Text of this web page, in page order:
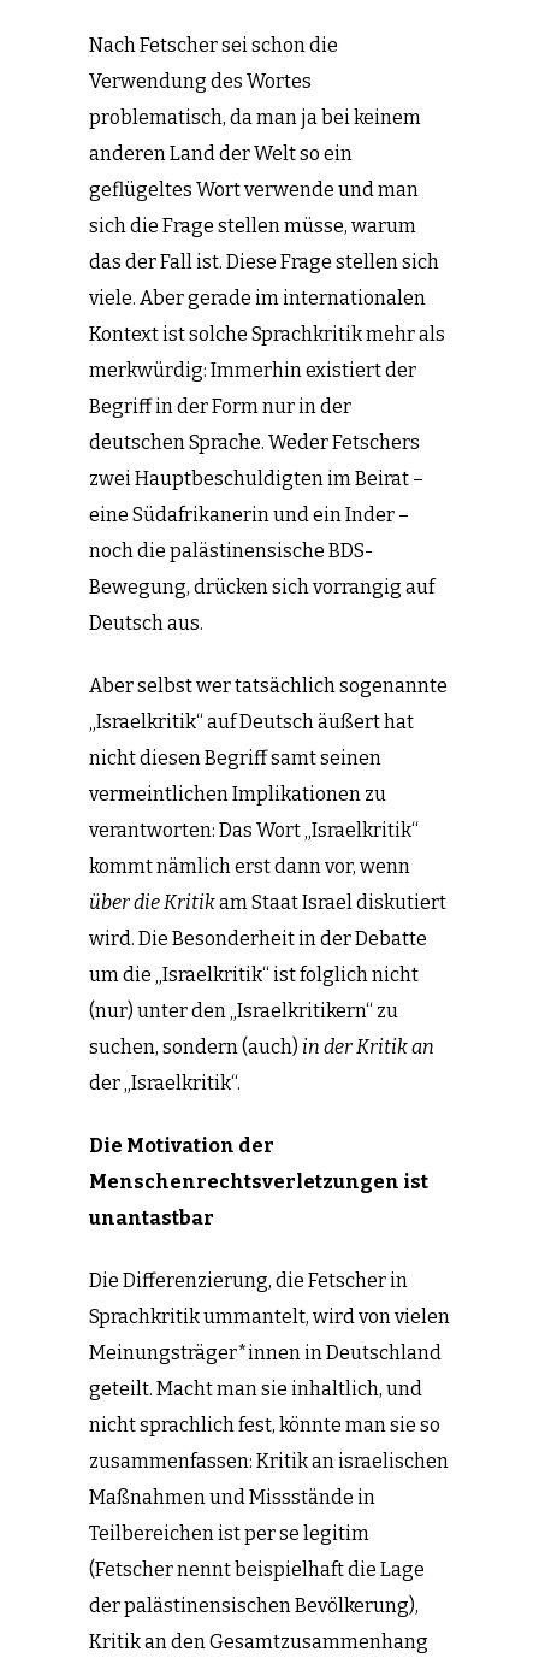
Nach Fetscher sei schon die
Verwendung des Wortes
problematisch, da man ja bei keinem
anderen Land der Welt so ein
geflügeltes Wort verwende und man
sich die Frage stellen müsse, warum
das der Fall ist. Diese Frage stellen sich
viele. Aber gerade im internationalen
Kontext ist solche Sprachkritik mehr als
merkwürdig: Immerhin existiert der
Begriff in der Form nur in der
deutschen Sprache. Weder Fetschers
zwei Hauptbeschuldigten im Beirat –
eine Südafrikanerin und ein Inder –
noch die palästinensische BDS-
Bewegung, drücken sich vorrangig auf
Deutsch aus.
Aber selbst wer tatsächlich sogenannte
„Israelkritik“ auf Deutsch äußert hat
nicht diesen Begriff samt seinen
vermeintlichen Implikationen zu
verantworten: Das Wort „Israelkritik“
kommt nämlich erst dann vor, wenn
über die Kritikam Staat Israel diskutiert
wird. Die Besonderheit in der Debatte
um die „Israelkritik“ ist folglich nicht
(nur) unter den „Israelkritikern“ zu
suchen, sondern (auch) in der Kritik an
der „Israelkritik“.
Die Motivation der
Menschenrechtsverletzungen ist
unantastbar
Die Differenzierung, die Fetscher in
Sprachkritik ummantelt, wird von vielen
Meinungsträger*innen in Deutschland
geteilt. Macht man sie inhaltlich, und
nicht sprachlich fest, könnte man sie so
zusammenfassen: Kritik an israelischen
Maßnahmen und Missstände in
Teilbereichen ist per se legitim
(Fetscher nennt beispielhaft die Lage
der palästinensischen Bevölkerung),
Kritik an den Gesamtzusammenhang